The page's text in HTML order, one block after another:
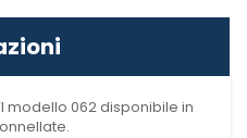
modello 062 disponibile in